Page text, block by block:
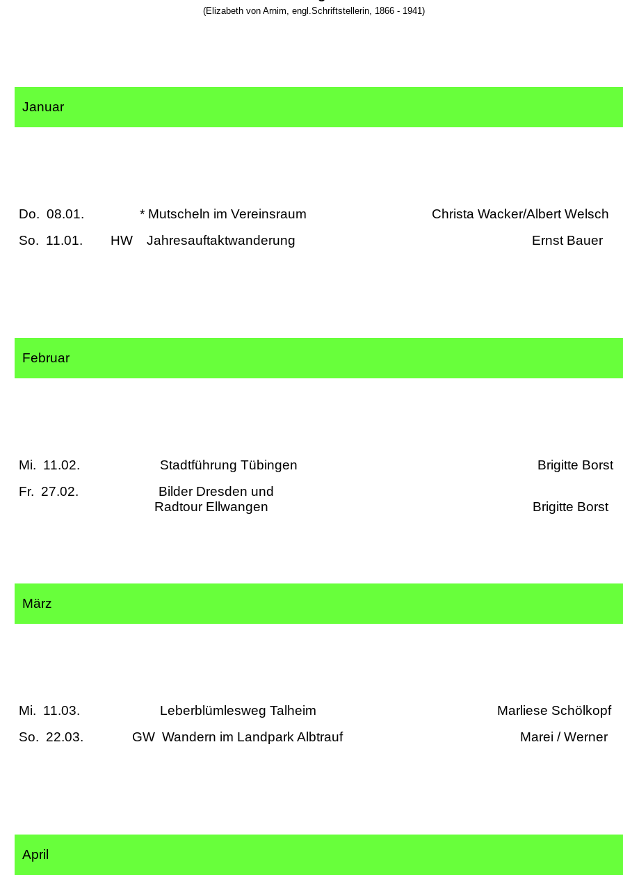
(Elizabeth von Arnim, engl.Schriftstellerin, 1866 - 1941)
Januar
Do. 08.01. * Mutscheln im Vereinsraum Christa Wacker/Albert Welsch
So. 11.01. HW Jahresauftaktwanderung Ernst Bauer
Februar
Mi. 11.02. Stadtführung Tübingen Brigitte Borst
Fr. 27.02. Bilder Dresden und
Radtour Ellwangen
März
Mi. 11.03. Leberblümlesweg Talheim Marliese Schölkopf
So. 22.03. GW Wandern im Landpark Albtrauf Marei / Werner
April